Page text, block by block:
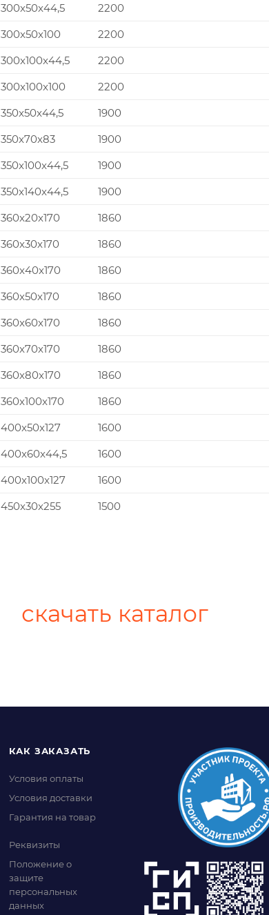
300x50x44,5
2200
300x50x100
2200
300x100x44,5
2200
300x100x100
2200
350x50x44,5
1900
350x70x83
1900
350x100x44,5
1900
350x140x44,5
1900
360x20x170
1860
360x30x170
1860
360x40x170
1860
360x50x170
1860
360x60x170
1860
360x70x170
1860
360x80x170
1860
360x100x170
1860
400x50x127
1600
400x60x44,5
1600
400x100x127
1600
450x30x255 1500
скачать каталог
КАК ЗАКАЗАТЬ
Условия оплаты
Условия доставки
Гарантия на товар
Реквизиты
Положение о
защите
персональных
данных